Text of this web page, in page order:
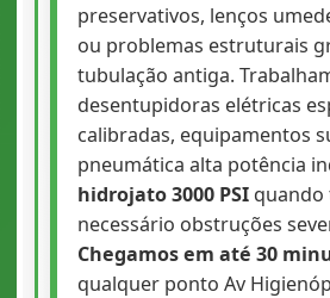
preservativos, lenços
ou problemas estruturais
tubulação antiga.
desentupidoras elétricas
calibradas, equipamentos
pneumática alta potência
hidrojato 3000 PSIquando
necessário obstruções
Chegamos em até 30
qualquer ponto Av